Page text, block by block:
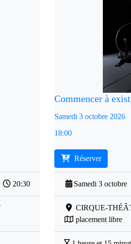
20:30
Commencer à
Samedi 3 octobre 2026
18:00
Réserver
Samedi 3 octobre
CIRQUE-
placement libre